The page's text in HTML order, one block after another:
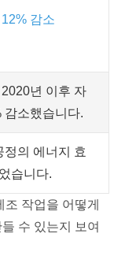
감소
년 이후 자
감소했습니다.
정의 에너지 효
습니다.
작업을 어떻게
수 있는지 보여